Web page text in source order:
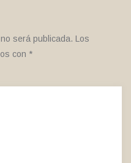
será publicada. Los
con *